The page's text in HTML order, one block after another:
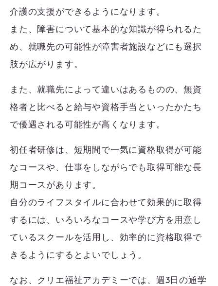
介護の支援ができるようになります。
また、障害について基本的な知識が得られるた
め、就職先の可能性が障害者施設などにも選択
肢が広がります。
また、就職先によって違いはあるものの、無資
格者と比べると給与や資格手当といったかたち
で優遇される可能性が高くなります。
初任者研修は、短期間で一気に資格取得が可能
なコースや、仕事をしながらでも取得可能な長
期コースがあります。
自分のライフスタイルに合わせて効果的に取得
するには、いろいろなコースや学び方を用意し
ているスクールを活用し、効率的に資格取得で
きるようにするとよいでしょう。
なお、クリエ福祉アカデミーでは、週3日の通学